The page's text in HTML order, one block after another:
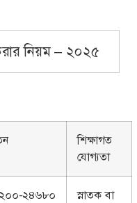
নিয়ম – ২০২৫
শিক্ষাগত
যোগ্যতা
২৪৬৮০
স্নাতক বা